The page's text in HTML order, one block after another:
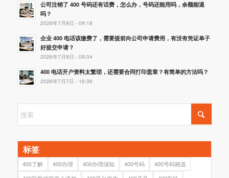
公司注销了 400 号码还有话费，怎么办，号码还能用吗，余额能退
吗？
2026年7月9日 - 09:18
企业 400 电话该缴费了，需要提前向公司申请费用，有没有凭证单子
好提交申请？
2026年7月9日 - 09:04
400 电话开户资料太繁琐，还需要合同打印盖章？有简单的方法吗？
2026年7月7日 - 16:36
标签
400了解 400办理 400办理须知 400号码
400号码精选